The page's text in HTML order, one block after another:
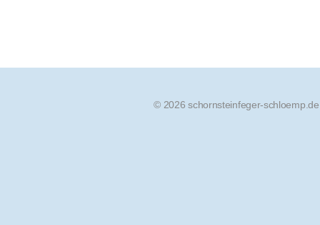
© 2026 schornsteinfeger-